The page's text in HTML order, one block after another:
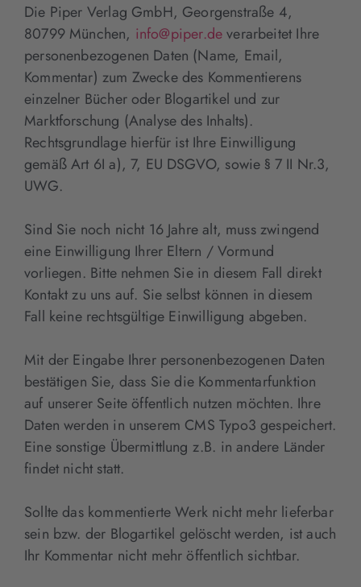
Die Piper Verlag GmbH, Georgenstraße 4,
80799 München, info@piper.deverarbeitet Ihre
personenbezogenen Daten (Name, Email,
Kommentar) zum Zwecke des Kommentierens
einzelner Bücher oder Blogartikel und zur
Marktforschung (Analyse des Inhalts).
Rechtsgrundlage hierfür ist Ihre Einwilligung
gemäß Art 6I a), 7, EU DSGVO, sowie § 7 II Nr.3,
UWG.
Sind Sie noch nicht 16 Jahre alt, muss zwingend
eine Einwilligung Ihrer Eltern / Vormund
vorliegen. Bitte nehmen Sie in diesem Fall direkt
Kontakt zu uns auf. Sie selbst können in diesem
Fall keine rechtsgültige Einwilligung abgeben.
Mit der Eingabe Ihrer personenbezogenen Daten
bestätigen Sie, dass Sie die Kommentarfunktion
auf unserer Seite öffentlich nutzen möchten. Ihre
Daten werden in unserem CMS Typo3 gespeichert.
Eine sonstige Übermittlung z.B. in andere Länder
findet nicht statt.
Sollte das kommentierte Werk nicht mehr lieferbar
sein bzw. der Blogartikel gelöscht werden, ist auch
Ihr Kommentar nicht mehr öffentlich sichtbar.